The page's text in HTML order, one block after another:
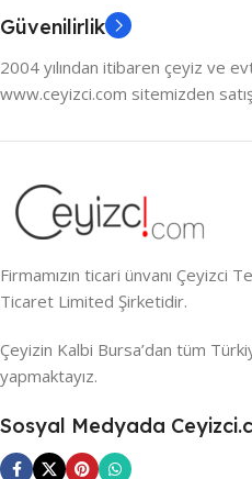
Güvenilirlik
2004 yılından itibaren çeyiz ve
www.ceyizci.com sitemizden
Firmamızın ticari ünvanı Çeyizci
Ticaret Limited Şirketidir.
Çeyizin Kalbi Bursa’dan tüm
yapmaktayız.
Sosyal Medyada